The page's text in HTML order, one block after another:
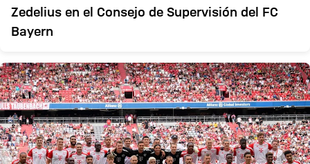
Zedelius en el Consejo de Supervisión del FC
Bayern